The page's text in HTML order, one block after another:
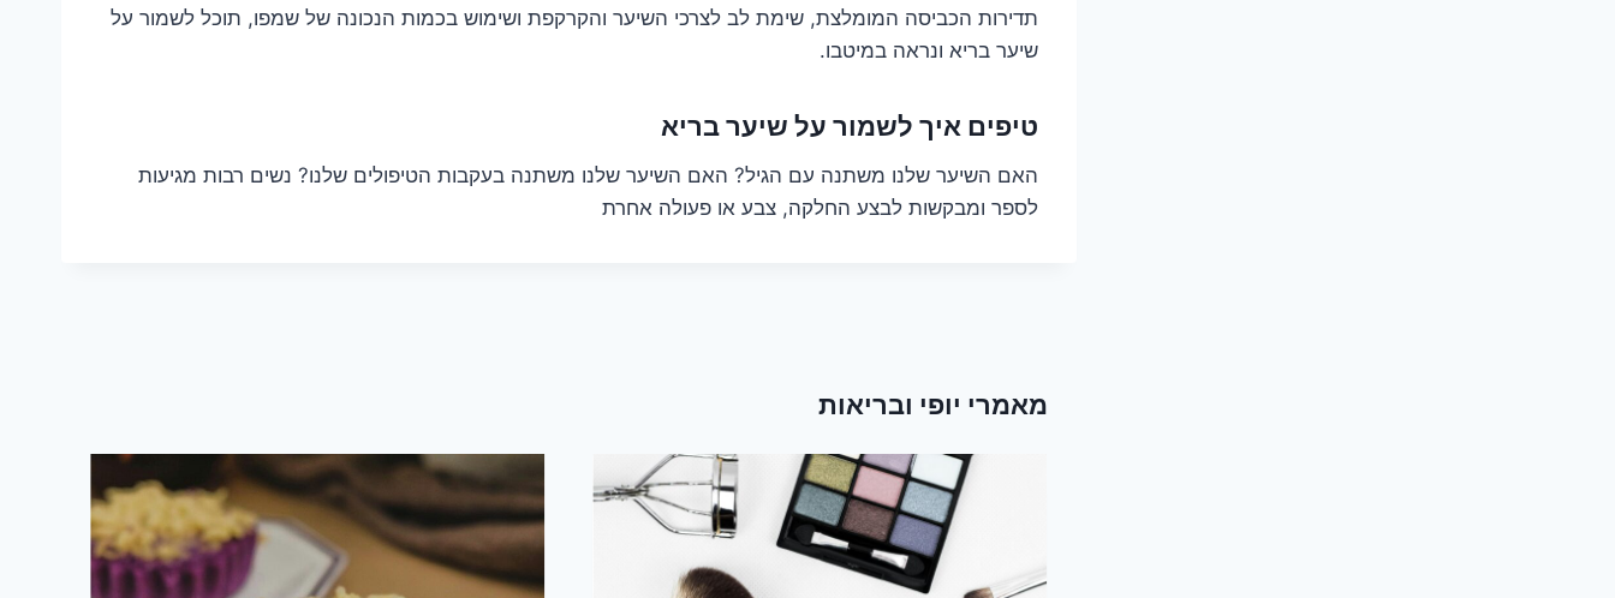
תדירות הכביסה המומלצת, שימת לב לצרכי השיער והקרקפת ושימוש בכמות הנכונה של שמפו, תוכל לשמור על
שיער בריא ונראה במיטבו.
טיפים איך לשמור על שיער בריא
האם השיער שלנו משתנה עם הגיל? האם השיער שלנו משתנה בעקבות הטיפולים שלנו? נשים רבות מגיעות
לספר ומבקשות לבצע החלקה, צבע או פעולה אחרת
מאמרי יופי ובריאות